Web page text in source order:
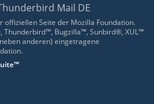
Mail DE
offiziellen Seite der Mozilla Foundation.
Bugzilla™, Sunbird®, XUL™
anderen) eingetragene